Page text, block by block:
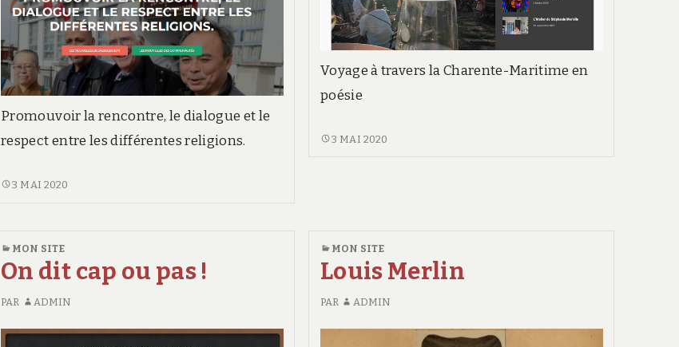
Promouvoir la rencontre, le dialogue et le
respect entre les différentes religions.
ESPLANADE
CULTURES
3 MAI 2020
Voyage à travers la Charente-Maritime en
poésie
CLAIREM17
3 MAI 2020
MON SITE
On dit cap ou pas !
PAR ADMIN
MON SITE
Louis Merlin
PAR ADMIN